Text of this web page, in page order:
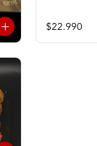
$22.990